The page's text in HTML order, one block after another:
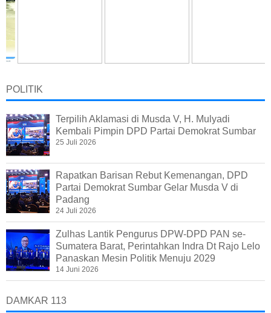
POLITIK
Terpilih Aklamasi di Musda V, H. Mulyadi
Kembali Pimpin DPD Partai Demokrat Sumbar
25 Juli 2026
Rapatkan Barisan Rebut Kemenangan, DPD
Partai Demokrat Sumbar Gelar Musda V di
Padang
24 Juli 2026
Zulhas Lantik Pengurus DPW-DPD PAN se-
Sumatera Barat, Perintahkan Indra Dt Rajo Lelo
Panaskan Mesin Politik Menuju 2029
14 Juni 2026
DAMKAR 113